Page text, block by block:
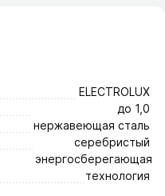
ELECTROLUX
до 1,0
нержавеющая сталь
серебристый
энергосберегающая
технология